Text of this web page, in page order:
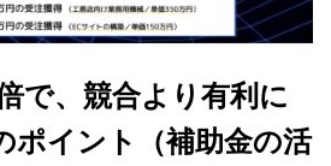
で、競合より有利に
ポイント（補助金の活